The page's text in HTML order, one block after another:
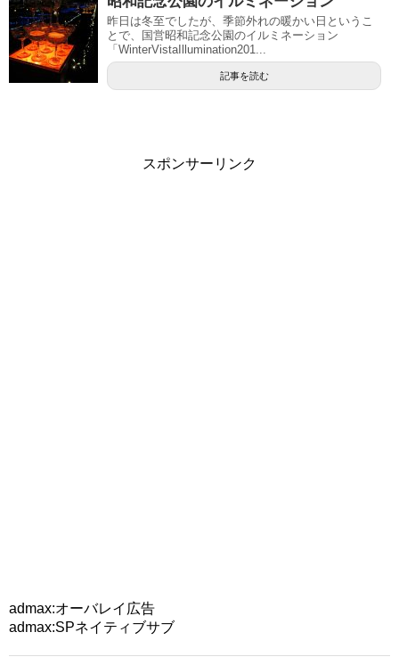
昨日は冬至でしたが、季節外れの暖かい日というこ
とで、国営昭和記念公園のイルミネーション
「WinterVistaIllumination201...
記事を読む
スポンサーリンク
admax:オーバレイ広告
admax:SPネイティブサブ